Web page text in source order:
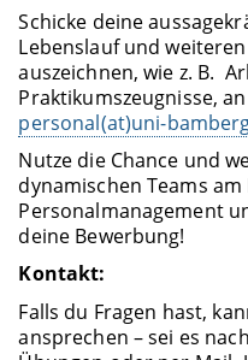
Schicke deine
Lebenslauf und
auszeichnen, wie z. B.
Praktikumszeugnisse, an
personal(at)uni-
Nutze die Chance und
dynamischen Teams
Personalmanagement
deine Bewerbung!
Kontakt:
Falls du Fragen hast,
ansprechen – sei es